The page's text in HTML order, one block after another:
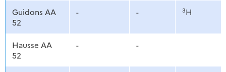
Guidons AA
52
- - 3H
Hausse AA
52
- -